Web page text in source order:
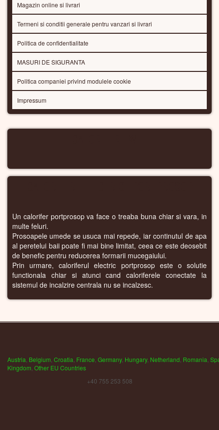
Magazin online si livrari
Termeni si conditii generale pentru vanzari si livrari
Politica de confidentialitate
MASURI DE SIGURANTA
Politica companiei privind modulele cookie
Impressum
Un calorifer portprosop va face o treaba buna chiar si vara, in
multe feluri.
Prosoapele umede se usuca mai repede, iar continutul de apa
al peretelui baii poate fi mai bine limitat, ceea ce este deosebit
de benefic pentru reducerea formarii mucegaiului.
Prin urmare, caloriferul electric portprosop este o solutie
functionala chiar si atunci cand caloriferele conectate la
sistemul de incalzire centrala nu se incalzesc.
Austria Belgium Croatia France Germany, Hungary, Netherland Romania
Kingdom Other EU Countries
+40 755 253 508